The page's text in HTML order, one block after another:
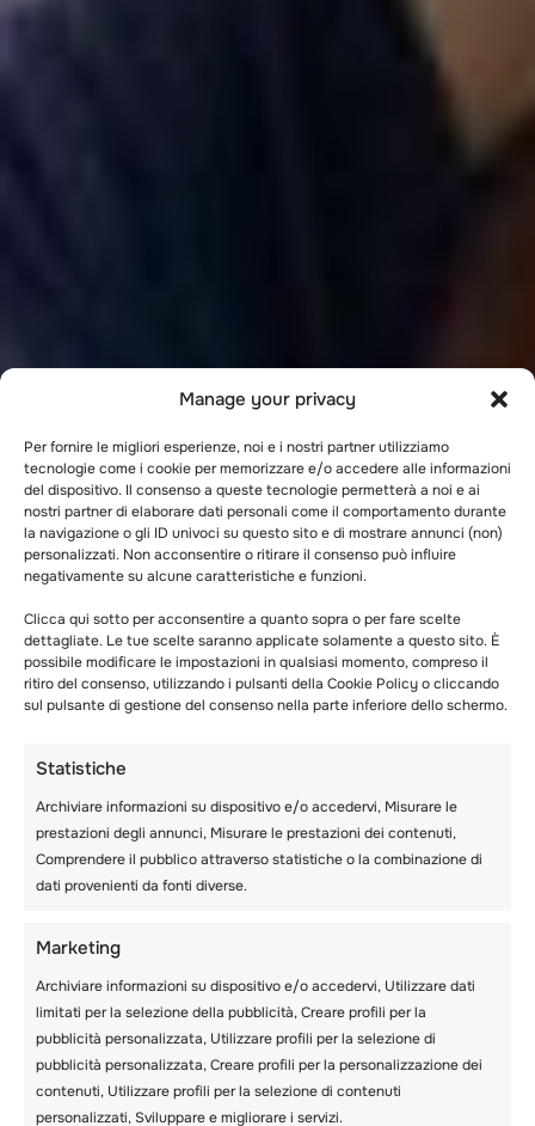
Manage your privacy
Per fornire le migliori esperienze, noi e i nostri partner utilizziamo
tecnologie come i cookie per memorizzare e/o accedere alle informazioni
del dispositivo. Il consenso a queste tecnologie permetterà a noi e ai
nostri partner di elaborare dati personali come il comportamento durante
la navigazione o gli ID univoci su questo sito e di mostrare annunci (non)
personalizzati. Non acconsentire o ritirare il consenso può influire
negativamente su alcune caratteristiche e funzioni.
Clicca qui sotto per acconsentire a quanto sopra o per fare scelte
dettagliate. Le tue scelte saranno applicate solamente a questo sito. È
possibile modificare le impostazioni in qualsiasi momento, compreso il
ritiro del consenso, utilizzando i pulsanti della Cookie Policy o cliccando
sul pulsante di gestione del consenso nella parte inferiore dello schermo.
Statistiche
Archiviare informazioni su dispositivo e/o accedervi, Misurare le
prestazioni degli annunci, Misurare le prestazioni dei contenuti,
Comprendere il pubblico attraverso statistiche o la combinazione di
dati provenienti da fonti diverse.
Marketing
Archiviare informazioni su dispositivo e/o accedervi, Utilizzare dati
limitati per la selezione della pubblicità, Creare profili per la
pubblicità personalizzata, Utilizzare profili per la selezione di
pubblicità personalizzata, Creare profili per la personalizzazione dei
contenuti, Utilizzare profili per la selezione di contenuti
personalizzati, Sviluppare e migliorare i servizi.